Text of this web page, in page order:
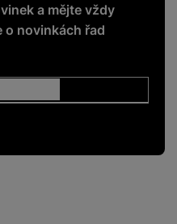
a mějte vždy
o novinkách řad